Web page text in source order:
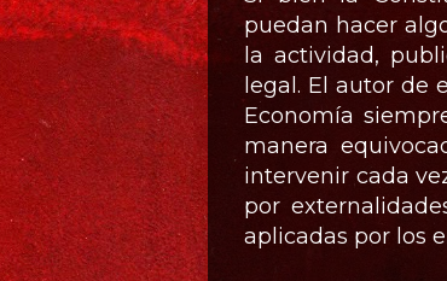
puedan hacer
la actividad,
legal. El autor de
Economía
manera
intervenir cada
por
aplicadas por los